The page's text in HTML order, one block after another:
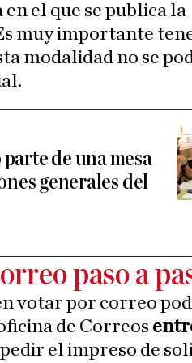
el que se publica la
muy importante
modalidad no se
de una mesa
generales del
paso a
votar por correo
de Correos
el impreso de